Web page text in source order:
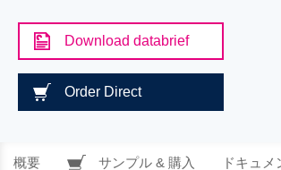
Download databrief
Order Direct
概要 サンプル & 購入 ドキュメ